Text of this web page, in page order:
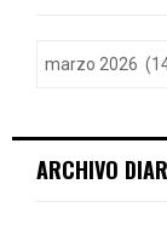
ARCHIVO